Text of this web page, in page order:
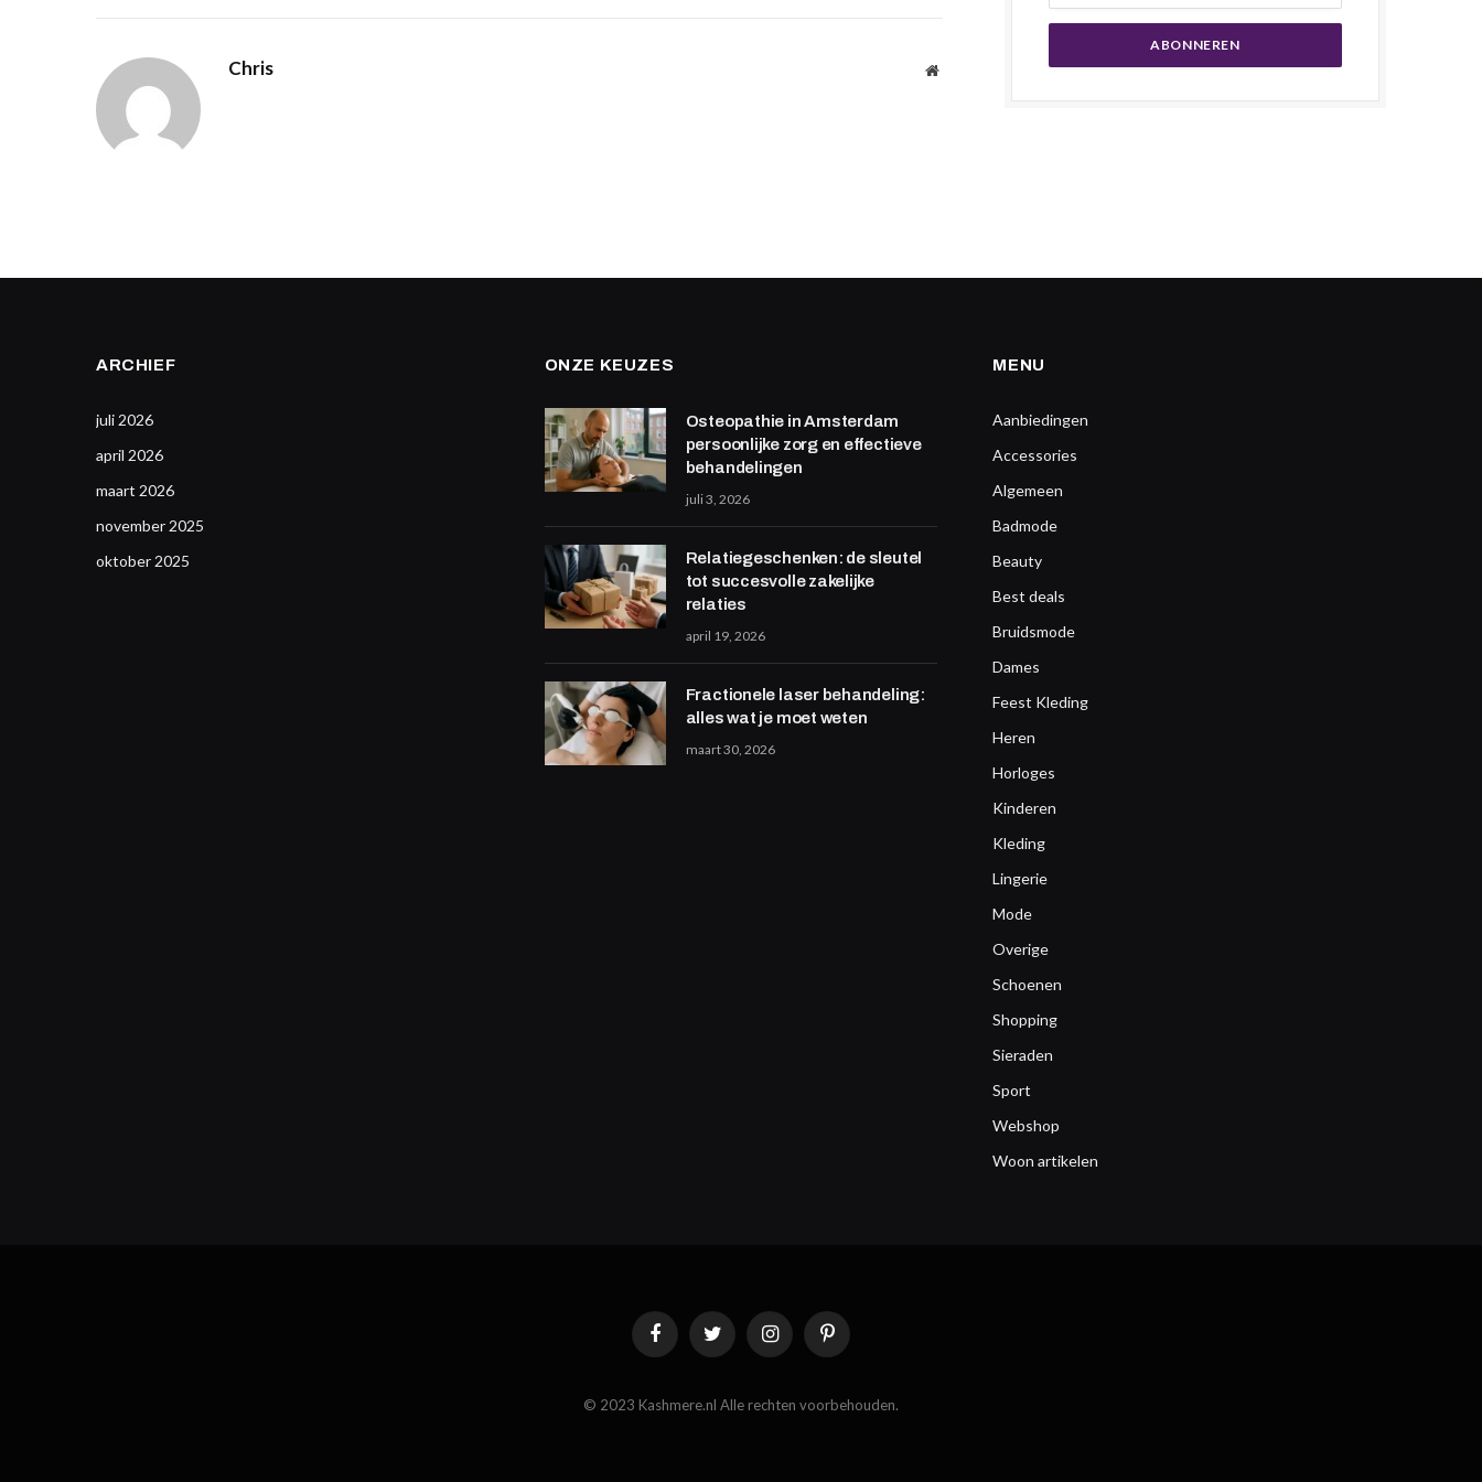
Chris Website
ARCHIEF
juli 2026
april 2026
maart 2026
november 2025
oktober 2025
ONZE KEUZES
Osteopathie in Amsterdam
persoonlijke zorg en effectieve
behandelingen
juli 3, 2026
Relatiegeschenken: de sleutel
tot succesvolle zakelijke
relaties
april 19, 2026
Fractionele laser behandeling:
alles wat je moet weten
maart 30, 2026
MENU
Aanbiedingen
Accessories
Algemeen
Badmode
Beauty
Best deals
Bruidsmode
Dames
Feest Kleding
Heren
Horloges
Kinderen
Kleding
Lingerie
Mode
Overige
Schoenen
Shopping
Sieraden
Sport
Webshop
Woon artikelen
FacebookTwitter InstagramPinterest
© 2023 Kashmere.nl Alle rechten voorbehouden.